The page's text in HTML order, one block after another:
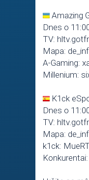
Amazing
Dnes o
TV:
Mapa:
A-Gaming:
Millenium:
K1ck
Dnes o
TV:
Mapa:
k1ck: